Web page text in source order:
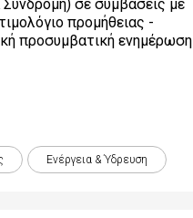
σε συμβάσεις με
προμήθειας -
προσυμβατική ενημέρωση
Ενέργεια & Ύδρευση